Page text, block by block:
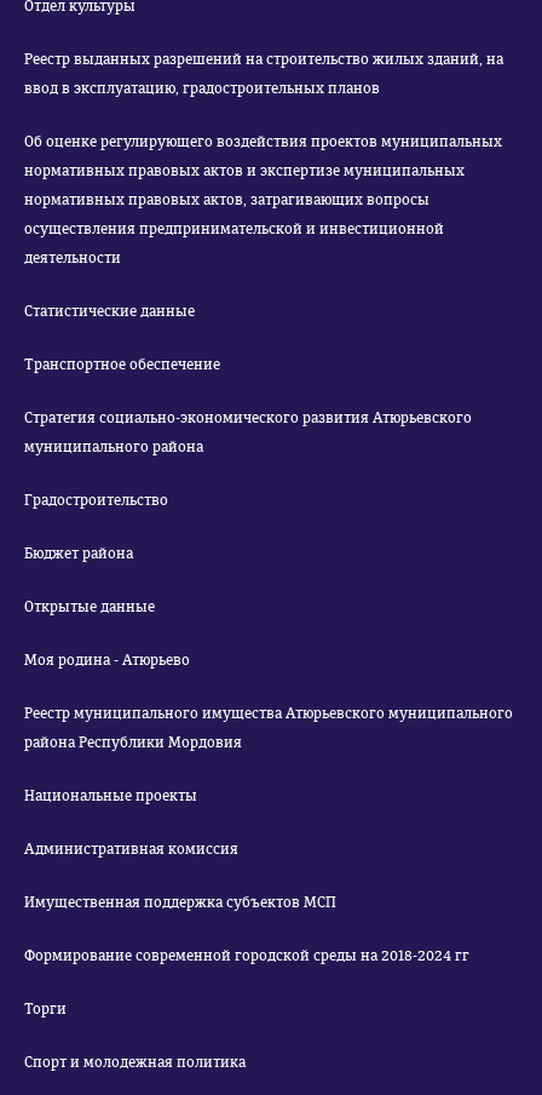
Отдел культуры
Реестр выданных разрешений на строительство жилых зданий, на
ввод в эксплуатацию, градостроительных планов
Об оценке регулирующего воздействия проектов муниципальных
нормативных правовых актов и экспертизе муниципальных
нормативных правовых актов, затрагивающих вопросы
осуществления предпринимательской и инвестиционной
деятельности
Статистические данные
Транспортное обеспечение
Стратегия социально-экономического развития Атюрьевского
муниципального района
Градостроительство
Бюджет района
Открытые данные
Моя родина - Атюрьево
Реестр муниципального имущества Атюрьевского муниципального
района Республики Мордовия
Национальные проекты
Административная комиссия
Имущественная поддержка субъектов МСП
Формирование современной городской среды на 2018-2024 гг
Торги
Спорт и молодежная политика